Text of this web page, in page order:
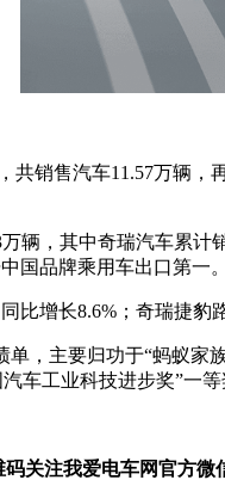
共销售汽车11.57万辆
辆，其中奇瑞汽车累
国品牌乘用车出口第一。
比增长8.6%；奇瑞捷
单，主要归功于“蚂蚁
车工业科技进步奖”一
关注我爱电车网官方微